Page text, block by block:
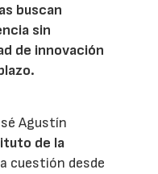
buscan
sin
de innovación
Agustín
de la
cuestión desde